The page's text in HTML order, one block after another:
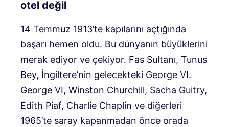
otel değil
14 Temmuz 1913’te kapılarını açtığında
başarı hemen oldu. Bu dünyanın büyüklerini
merak ediyor ve çekiyor. Fas Sultanı, Tunus
Bey, İngiltere’nin gelecekteki George VI.
George VI, Winston Churchill, Sacha Guitry,
Edith Piaf, Charlie Chaplin ve diğerleri
1965’te saray kapanmadan önce orada